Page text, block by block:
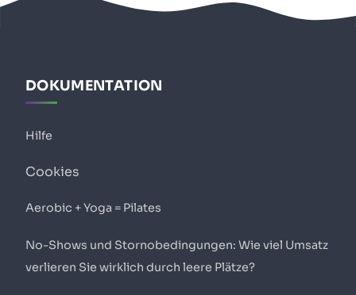
DOKUMENTATION
Hilfe
Cookies
Aerobic + Yoga = Pilates
No-Shows und Stornobedingungen: Wie viel Umsatz
verlieren Sie wirklich durch leere Plätze?